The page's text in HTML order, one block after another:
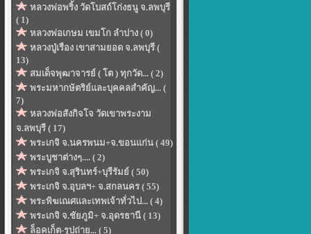
หลวงพ่อพริ้ง วัดโบสถ์โก่งธนู จ.ลพบุรี
( 1)
หลวงพ่อเกษม เขมโก ลำปาง ( 0)
หลวงปู่เรือง เขาสามยอด จ.ลพบุรี (
13)
สมเด็จพุฒาจารย์ ( โต ) ทุกวัด... ( 2)
พระมหากษัตริย์และบุคคลสำคัญ... (
7)
หลวงพ่อสังกิจโจ วัดเขาพระงาม
จ.ลพบุรี ( 17)
พระเกจิ จ.นครพนม+จ.ขอนแก่น ( 49)
พระบูชาต่างๆ.... ( 2)
พระเกจิ จ.สุรินทร์+บุรีรัมย์ ( 50)
พระเกจิ จ.อุบลฯ+ จ.สกลนคร ( 55)
พระพิฆเณศและเทพเจ้าทั่วไป... ( 4)
พระเกจิ จ.ชัยภูมิ+ จ.อุดรธานี ( 13)
ล็อคเก็ต-รูปถ่าย... ( 5)